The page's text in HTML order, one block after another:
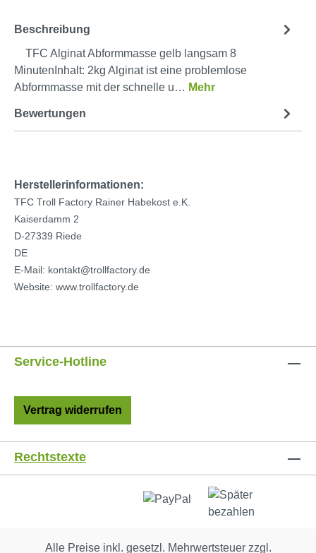
Beschreibung
TFC Alginat Abformmasse gelb langsam 8
MinutenInhalt: 2kg Alginat ist eine problemlose
Abformmasse mit der schnelle u… Mehr
Bewertungen
Herstellerinformationen:
TFC Troll Factory Rainer Habekost e.K.
Kaiserdamm 2
D-27339 Riede
DE
E-Mail: kontakt@trollfactory.de
Website: www.trollfactory.de
Service-Hotline
Vertrag widerrufen
Rechtstexte
Alle Preise inkl. gesetzl. Mehrwertsteuer zzgl.